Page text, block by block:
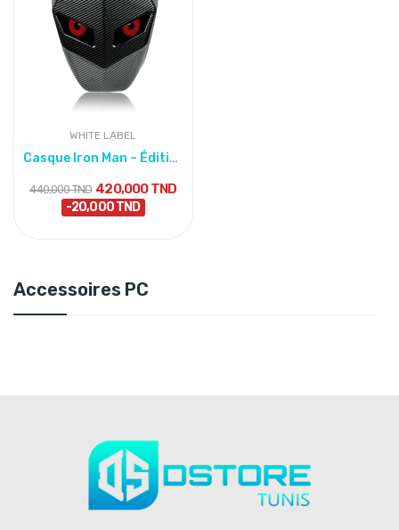
Accessoires PC
WHITE LABEL
Casque Iron Man – Édition Classique
440,000 TND 420,000 TND
-20,000 TND